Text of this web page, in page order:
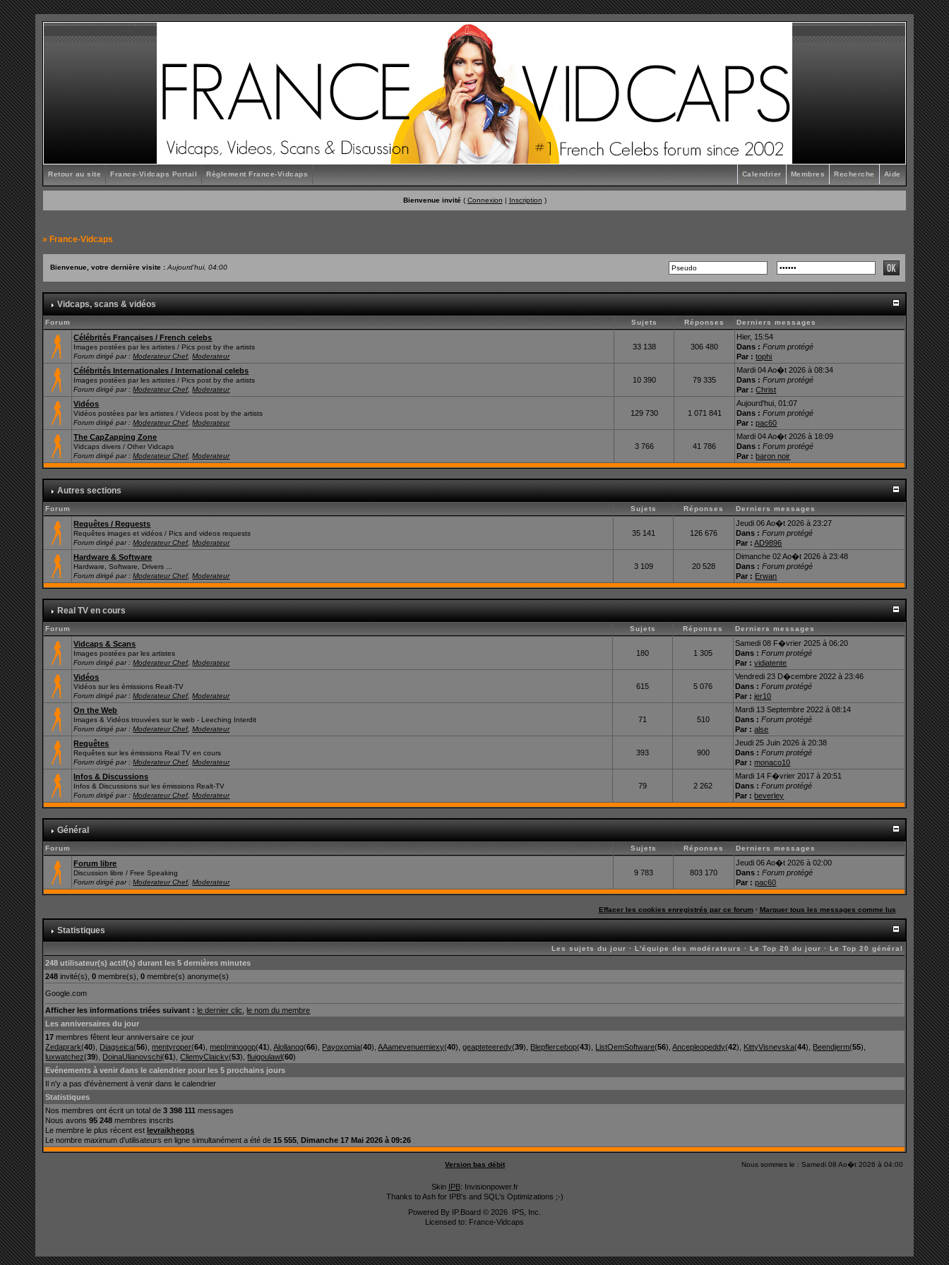
Retour au site France-Vidcaps Portail Règlement France-Vidcaps Aide
Recherche
Membres
Calendrier
Bienvenue invité( Connexion | Inscription )
» France-Vidcaps
Bienvenue, votre dernière visite :Aujourd'hui, 04:00
Vidcaps, scans & vidéos
Forum Sujets Réponses Derniers messages
Célébrités Françaises / French celebs
Images postées par les artistes / Pics post by the artists
Forum dirigé par :Moderateur Chef,Moderateur
33 138 306 480
Hier, 15:54
Dans : Forum protégé
Par : tophi
Célébrités Internationales / International celebs
Images postées par les artistes / Pics post by the artists
Forum dirigé par :Moderateur Chef,Moderateur
10 390 79 335
Mardi 04 Ao�t 2026 à 08:34
Dans : Forum protégé
Par : Christ
Vidéos
Vidéos postées par les artistes / Videos post by the artists
Forum dirigé par :Moderateur Chef,Moderateur
129 730 1 071 841
Aujourd'hui, 01:07
Dans : Forum protégé
Par : pac60
The CapZapping Zone
Vidcaps divers / Other Vidcaps
Forum dirigé par :Moderateur Chef,Moderateur
3 766 41 786
Mardi 04 Ao�t 2026 à 18:09
Dans : Forum protégé
Par : baron noir
Autres sections
Forum Sujets Réponses Derniers messages
Requêtes / Requests
Requêtes images et vidéos / Pics and videos requests
Forum dirigé par :Moderateur Chef,Moderateur
35 141 126 676
Jeudi 06 Ao�t 2026 à 23:27
Dans : Forum protégé
Par : AD9896
Hardware & Software
Hardware, Software, Drivers ...
Forum dirigé par :Moderateur Chef,Moderateur
3 109 20 528
Dimanche 02 Ao�t 2026 à 23:48
Dans : Forum protégé
Par : Erwan
Real TV en cours
Forum Sujets Réponses Derniers messages
Vidcaps & Scans
Images postées par les artistes
Forum dirigé par :Moderateur Chef,Moderateur
180 1 305
Samedi 08 F�vrier 2025 à 06:20
Dans : Forum protégé
Par : vidiatente
Vidéos
Vidéos sur les émissions Realt-TV
Forum dirigé par :Moderateur Chef,Moderateur
615 5 076
Vendredi 23 D�cembre 2022 à 23:46
Dans : Forum protégé
Par : jer10
On the Web
Images & Vidéos trouvées sur le web - Leeching Interdit
Forum dirigé par :Moderateur Chef,Moderateur
71 510
Mardi 13 Septembre 2022 à 08:14
Dans : Forum protégé
Par : alse
Requêtes
Requêtes sur les émissions Real TV en cours
Forum dirigé par :Moderateur Chef,Moderateur
393 900
Jeudi 25 Juin 2026 à 20:38
Dans : Forum protégé
Par : monaco10
Infos & Discussions
Infos & Discussions sur les émissions Realt-TV
Forum dirigé par :Moderateur Chef,Moderateur
79 2 262
Mardi 14 F�vrier 2017 à 20:51
Dans : Forum protégé
Par : beverley
Général
Forum Sujets Réponses Derniers messages
Forum libre
Discussion libre / Free Speaking
Forum dirigé par :Moderateur Chef,Moderateur
9 783 803 170
Jeudi 06 Ao�t 2026 à 02:00
Dans : Forum protégé
Par : pac60
Effacer les cookies enregistrés par ce forum· Marquer tous les messages comme lus
Statistiques
Les sujets du jour ·L'équipe des modérateurs ·Le Top 20 du jour ·Le Top 20 général
248 utilisateur(s) actif(s) durant les 5 dernières minutes
248 invité(s),0 membre(s),0 membre(s) anonyme(s)
Google.com
Afficher les informations triées suivant : le dernier clic ,le nom du membre
Les anniversaires du jour
17 membres fêtent leur anniversaire ce jour
Zedaprark(40), Diagseica(56),mentyroper(64),mepIminogop(41),Alollanog(66), Payoxomia(40),AAamevenuemiexy(40),geapteteeredy(39), Blepflercebop(43), ListOemSoftware(56),Ancepleopeddy(42), KittyVisnevska(44), Beendjerm(55),
luxwatchez(39), DoinaUlianovschi(61),CliemyClaicky(53),fluigoulawl(60)
Evénements à venir dans le calendrier pour les 5 prochains jours
Il n'y a pas d'évènement à venir dans le calendrier
Statistiques
Nos membres ont écrit un total de3 398 111 messages
Nous avons95 248 membres inscrits
Le membre le plus récent estlevraikheops
Le nombre maximum d'utilisateurs en ligne simultanément a été de15 555 ,Dimanche 17 Mai 2026 à 09:26
Version bas débit Nous sommes le : Samedi 08 Ao�t 2026 à 04:00
Skin IPB: Invisionpower.fr
Thanks to Ash for IPB's and SQL's Optimizations ;-)
Powered By IP.Board © 2026 IPS, Inc
Licensed to: France-Vidcaps